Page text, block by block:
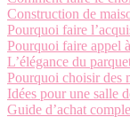
Construction de
Pourquoi faire
Pourquoi faire appel
L’élégance du
Pourquoi choisir des
Idées pour une salle
Guide d’achat